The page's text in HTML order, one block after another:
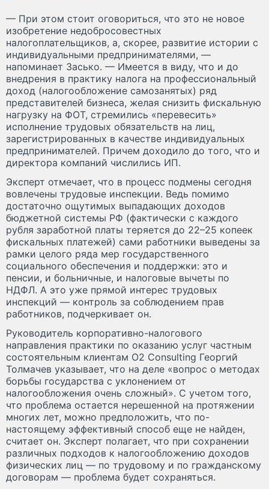
— При этом стоит оговориться, что это не новое
изобретение недобросовестных
налогоплательщиков, а, скорее, развитие истории с
индивидуальными предпринимателями, —
напоминает Засько. — Имеется в виду, что и до
внедрения в практику налога на профессиональный
доход (налогообложение самозанятых) ряд
представителей бизнеса, желая снизить фискальную
нагрузку на ФОТ, стремились «перевесить»
исполнение трудовых обязательств на лиц,
зарегистрированных в качестве индивидуальных
предпринимателей. Причем доходило до того, что и
директора компаний числились ИП.
Эксперт отмечает, что в процесс подмены сегодня
вовлечены трудовые инспекции. Ведь помимо
достаточно ощутимых выпадающих доходов
бюджетной системы РФ (фактически с каждого
рубля заработной платы теряется до 22–25 копеек
фискальных платежей) сами работники выведены за
рамки целого ряда мер государственного
социального обеспечения и поддержки: это и
пенсии, и больничные, и налоговые вычеты по
НДФЛ. А это уже прямой интерес трудовых
инспекций — контроль за соблюдением прав
работников, подчеркивает он.
Руководитель корпоративно-налогового
направления практики по оказанию услуг частным
состоятельным клиентам O2 Consulting Георгий
Толмачев указывает, что на деле «вопрос о методах
борьбы государства с уклонением от
налогообложения очень сложный». С учетом того,
что проблема остается нерешенной на протяжении
многих лет, можно предположить, что по-
настоящему эффективный способ еще не найден,
считает он. Эксперт полагает, что при сохранении
различных подходов к налогообложению доходов
физических лиц — по трудовому и по гражданскому
договорам — проблема будет сохраняться.